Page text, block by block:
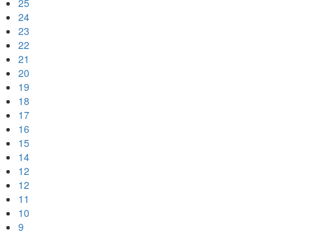
25
24
23
22
21
20
19
18
17
16
15
14
12
12
11
10
9